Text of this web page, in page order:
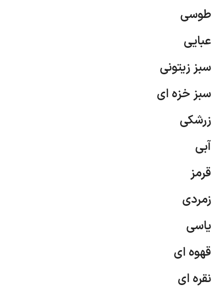
طوسی
عبایی
سبز زیتونی
سبز خزه ای
زرشکی
آبی
قرمز
زمردی
یاسی
قهوه ای
نقره ای